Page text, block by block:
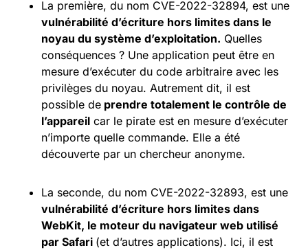
La première, du nom CVE-2022-32894, est une
vulnérabilité d’écriture hors limites dans le
noyau du système d’exploitation. Quelles
conséquences ? Une application peut être en
mesure d’exécuter du code arbitraire avec les
privilèges du noyau. Autrement dit, il est
possible de prendre totalement le contrôle de
l’appareil car le pirate est en mesure d’exécuter
n’importe quelle commande. Elle a été
découverte par un chercheur anonyme.
La seconde, du nom CVE-2022-32893, est une
vulnérabilité d’écriture hors limites dans
WebKit, le moteur du navigateur web utilisé
par Safari (et d’autres applications). Ici, il est